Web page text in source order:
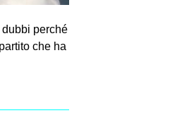
perché
che ha